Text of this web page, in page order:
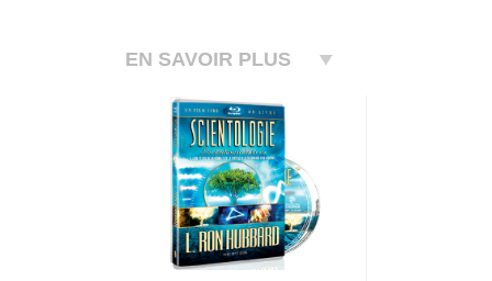
EN SAVOIR PLUS